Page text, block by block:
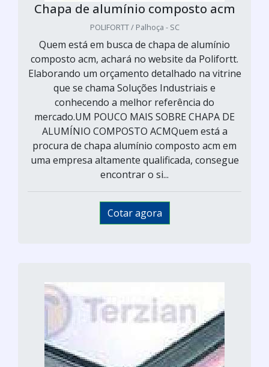
Chapa de alumínio composto acm
POLIFORTT / Palhoça - SC
Quem está em busca de chapa de alumínio
composto acm, achará no website da Polifortt.
Elaborando um orçamento detalhado na vitrine
que se chama Soluções Industriais e
conhecendo a melhor referência do
mercado.UM POUCO MAIS SOBRE CHAPA DE
ALUMÍNIO COMPOSTO ACMQuem está a
procura de chapa alumínio composto acm em
uma empresa altamente qualificada, consegue
encontrar o si...
Cotar agora